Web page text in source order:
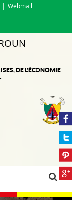
Webmail
DE L’ÉCONOMIE